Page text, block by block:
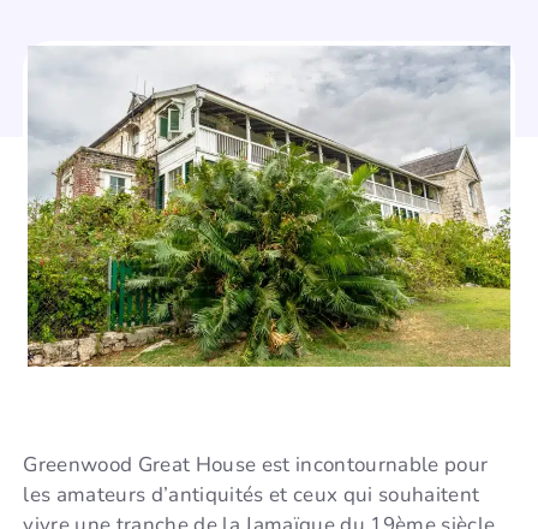
Greenwood Great House est incontournable pour
les amateurs d’antiquités et ceux qui souhaitent